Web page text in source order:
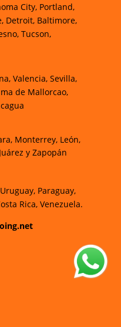
City, Portland,
Detroit, Baltimore,
Tucson,
Valencia, Sevilla,
de Mallorcao,
Monterrey, León,
y Zapopán
Paraguay,
Rica, Venezuela.
w